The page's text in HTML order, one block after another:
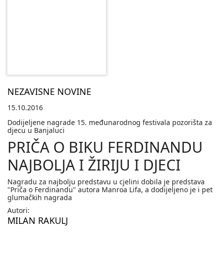
NEZAVISNE NOVINE
15.10.2016
Dodijeljene nagrade 15. međunarodnog festivala pozorišta za
djecu u Banjaluci
PRIČA O BIKU FERDINANDU
NAJBOLJA I ŽIRIJU I DJECI
Nagradu za najbolju predstavu u cjelini dobila je predstava
"Priča o Ferdinandu" autora Manroa Lifa, a dodijeljeno je i pet
glumačkih nagrada
Autori:
MILAN RAKULJ